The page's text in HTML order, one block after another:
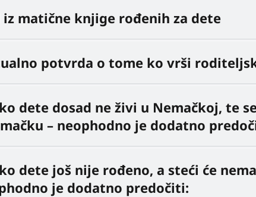
matične knjige rođenih za dete
potvrda o tome ko vrši
dete dosad ne živi u Nemačkoj, te
– neophodno je dodatno
dete još nije rođeno, a steći će
je dodatno predočiti: